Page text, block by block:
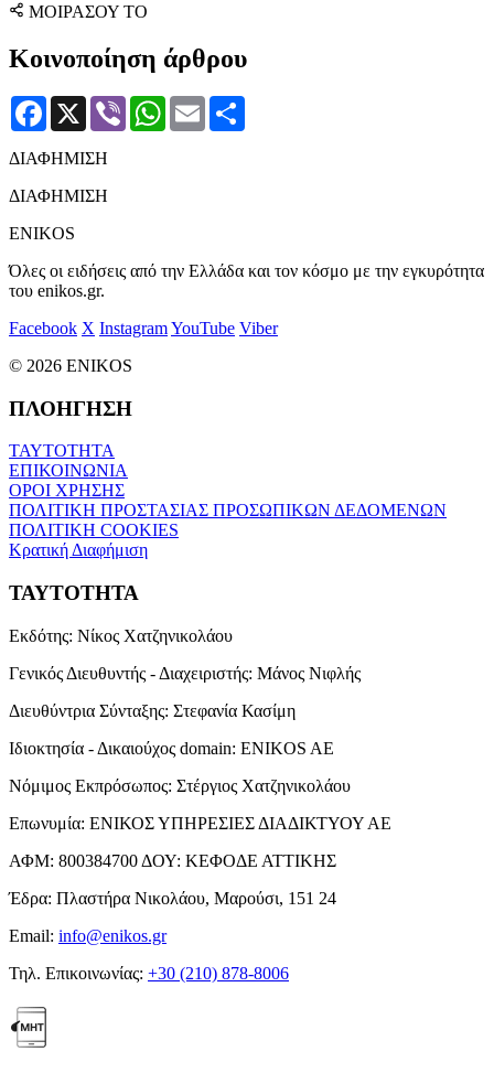
ΜΟΙΡΑΣΟΥ ΤΟ
Κοινοποίηση άρθρου
Facebook
X Viber WhatsApp
Email
ΔΙΑΦΗΜΙΣΗ
ΔΙΑΦΗΜΙΣΗ
ENIKOS
Όλες οι ειδήσεις από την Ελλάδα και τον κόσμο με την εγκυρότητα
του enikos.gr.
Facebook X InstagramYouTube Viber
© 2026 ENIKOS
ΠΛΟΗΓΗΣΗ
ΤΑΥΤΟΤΗΤΑ
ΕΠΙΚΟΙΝΩΝΙΑ
ΟΡΟΙ ΧΡΗΣΗΣ
ΠΟΛΙΤΙΚΗ ΠΡΟΣΤΑΣΙΑΣ ΠΡΟΣΩΠΙΚΩΝ ΔΕΔΟΜΕΝΩΝ
ΠΟΛΙΤΙΚΗ COOKIES
Κρατική Διαφήμιση
ΤΑΥΤΟΤΗΤΑ
Εκδότης: Νίκος Χατζηνικολάου
Γενικός Διευθυντής - Διαχειριστής: Μάνος Νιφλής
Διευθύντρια Σύνταξης: Στεφανία Κασίμη
Ιδιοκτησία - Δικαιούχος domain: ENIKOS AE
Νόμιμος Εκπρόσωπος: Στέργιος Χατζηνικολάου
Επωνυμία: ΕΝΙΚΟΣ ΥΠΗΡΕΣΙΕΣ ΔΙΑΔΙΚΤΥΟΥ ΑΕ
ΑΦΜ: 800384700 ΔΟΥ: ΚΕΦΟΔΕ ΑΤΤΙΚΗΣ
Έδρα: Πλαστήρα Νικολάου, Μαρούσι, 151 24
Email: info@enikos.gr
Τηλ. Επικοινωνίας: +30 (210) 878-8006